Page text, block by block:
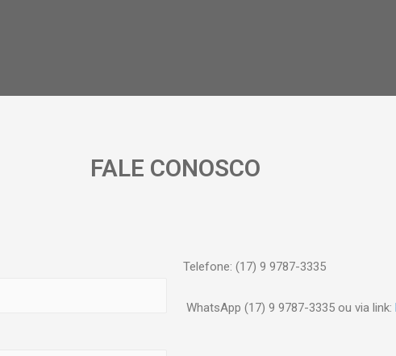
FALE CONOSCO
Telefone: (17) 9 9787-3335
WhatsApp (17) 9 9787-3335 ou via link: